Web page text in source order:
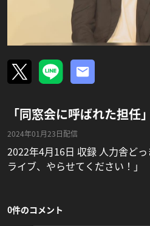
「同窓会に呼ばれた担任
2024年01月23日配信
2022年4月16日 収録 人力舎ど
ライブ、やらせてください！」
0件のコメント